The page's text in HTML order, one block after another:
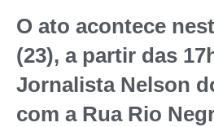
O ato acontece
(23), a partir das
Jornalista Nelson
com a Rua Rio